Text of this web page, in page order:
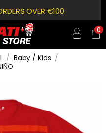
OVER €100
0
Baby / Kids